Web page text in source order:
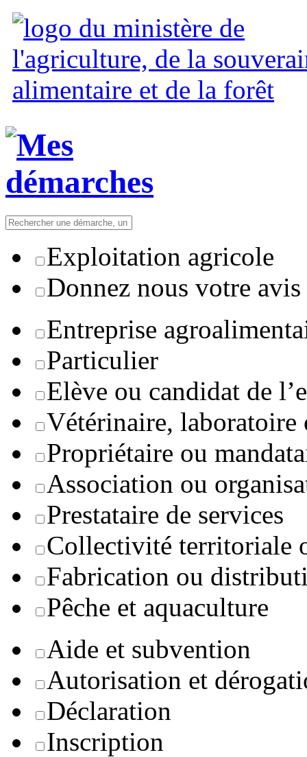
Exploitation agricole
Donnez nous votre avis
Entreprise
Particulier
Elève ou candidat de
Vétérinaire, laboratoire
Propriétaire ou
Association ou
Prestataire de services
Collectivité territoriale
Fabrication ou
Pêche et aquaculture
Aide et subvention
Autorisation et
Déclaration
Inscription